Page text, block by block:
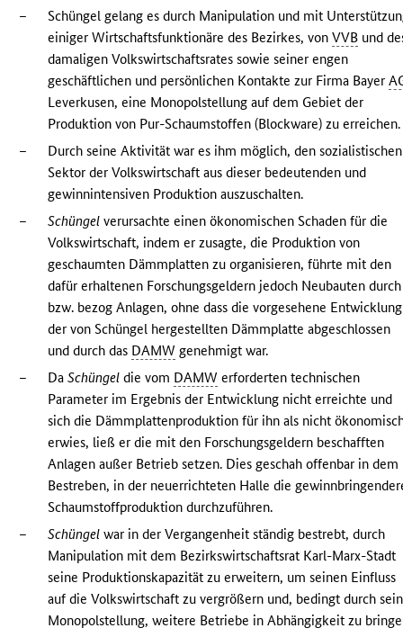
–
Schüngel gelang es durch Manipulation und mit
einiger Wirtschaftsfunktionäre des Bezirkes, vonVVB und
damaligen Volkswirtschaftsrates sowie seiner engen
geschäftlichen und persönlichen Kontakte zur Firma Bayer
Leverkusen, eine Monopolstellung auf dem Gebiet der
Produktion von Pur-Schaumstoffen (Blockware) zu erreichen.
–
Durch seine Aktivität war es ihm möglich, den sozialistischen
Sektor der Volkswirtschaft aus dieser bedeutenden und
gewinnintensiven Produktion auszuschalten.
–
Schüngel verursachte einen ökonomischen Schaden für die
Volkswirtschaft, indem er zusagte, die Produktion von
geschaumten Dämmplatten zu organisieren, führte mit den
dafür erhaltenen Forschungsgeldern jedoch Neubauten durch
bzw. bezog Anlagen, ohne dass die vorgesehene Entwicklung
der von Schüngel hergestellten Dämmplatte abgeschlossen
und durch das DAMW genehmigt war.
–
DaSchüngel die vom DAMW erforderten technischen
Parameter im Ergebnis der Entwicklung nicht erreichte und
sich die Dämmplattenproduktion für ihn als nicht
erwies, ließ er die mit den Forschungsgeldern beschafften
Anlagen außer Betrieb setzen. Dies geschah offenbar in dem
Bestreben, in der neuerrichteten Halle die
Schaumstoffproduktion durchzuführen.
–
Schüngel war in der Vergangenheit ständig bestrebt, durch
Manipulation mit dem Bezirkswirtschaftsrat Karl-Marx-Stadt
seine Produktionskapazität zu erweitern, um seinen Einfluss
auf die Volkswirtschaft zu vergrößern und, bedingt durch
Monopolstellung, weitere Betriebe in Abhängigkeit zu